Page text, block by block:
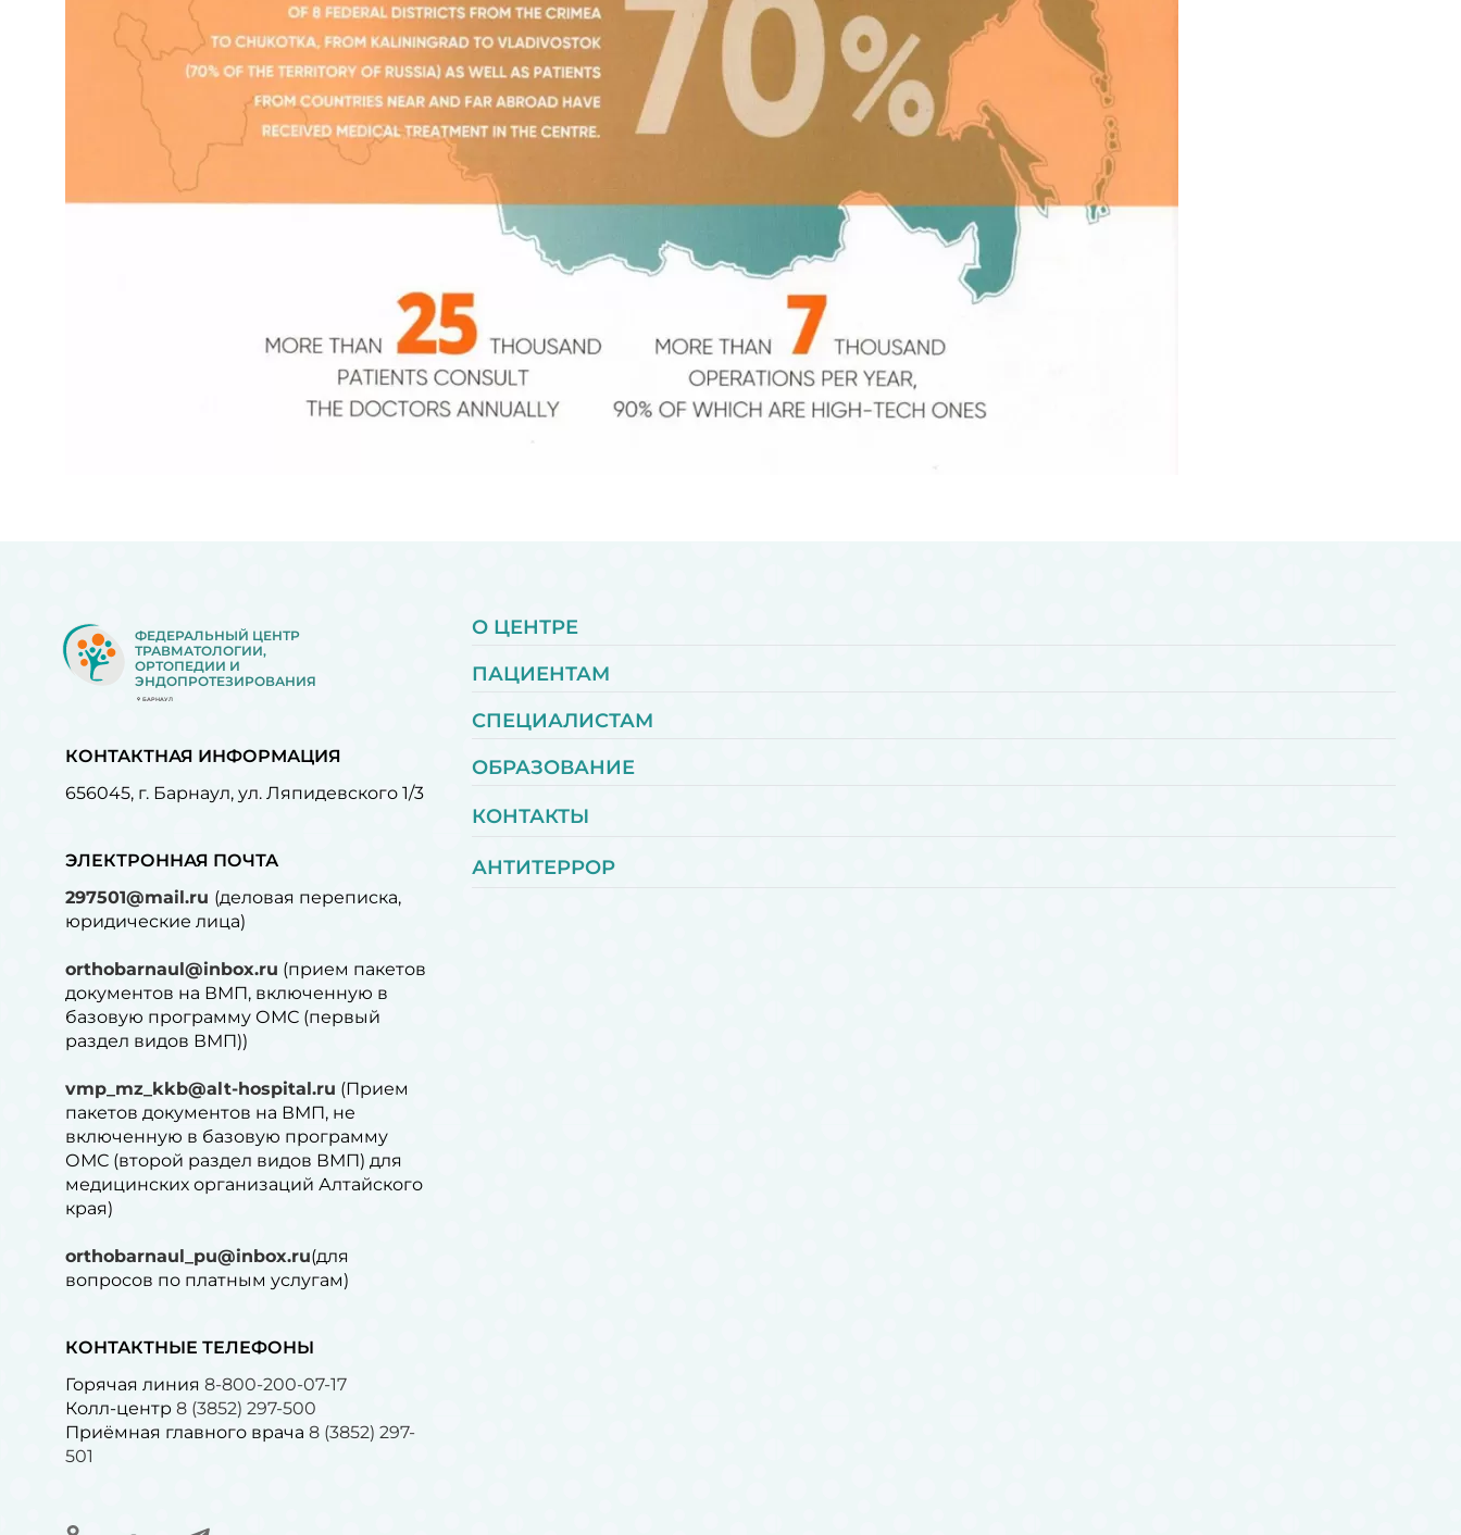
ФЕДЕРАЛЬНЫЙ ЦЕНТР
ТРАВМАТОЛОГИИ,
ОРТОПЕДИИ И
ЭНДОПРОТЕЗИРОВАНИЯ
БАРНАУЛ
КОНТАКТНАЯ ИНФОРМАЦИЯ
656045, г. Барнаул, ул. Ляпидевского 1/3
ЭЛЕКТРОННАЯ ПОЧТА
297501@mail.ru (деловая переписка,
юридические лица)
orthobarnaul@inbox.ru (прием пакетов
документов на ВМП, включенную в
базовую программу ОМС (первый
раздел видов ВМП))
vmp_mz_kkb@alt-hospital.ru (Прием
пакетов документов на ВМП, не
включенную в базовую программу
ОМС (второй раздел видов ВМП) для
медицинских организаций Алтайского
края)
orthobarnaul_pu@inbox.ru(для
вопросов по платным услугам)⁠
КОНТАКТНЫЕ ТЕЛЕФОНЫ
Горячая линия 8-800-200-07-17
Колл-центр 8 (3852) 297-500
Приёмная главного врача 8 (3852) 297-
501
О ЦЕНТРЕ
ПАЦИЕНТАМ
СПЕЦИАЛИСТАМ
ОБРАЗОВАНИЕ
КОНТАКТЫ
АНТИТЕРРОР